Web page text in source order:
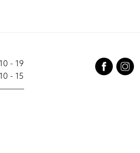
- 19
- 15